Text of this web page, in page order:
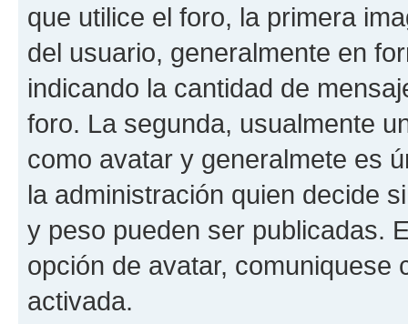
que utilice el foro, la primera
del usuario, generalmente en
indicando la cantidad de
foro. La segunda, usualmente
como avatar y generalmete es
la administración quien decide
y peso pueden ser publicadas.
opción de avatar, comuniquese
activada.